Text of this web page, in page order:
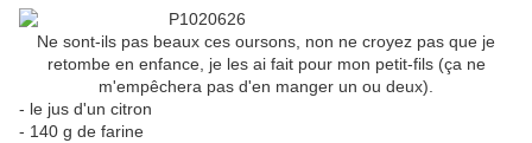
Ne sont-ils pas beaux ces oursons, non ne croyez pas que je
retombe en enfance, je les ai fait pour mon petit-fils (ça ne
m'empêchera pas d'en manger un ou deux).
- le jus d'un citron
- 140 g de farine